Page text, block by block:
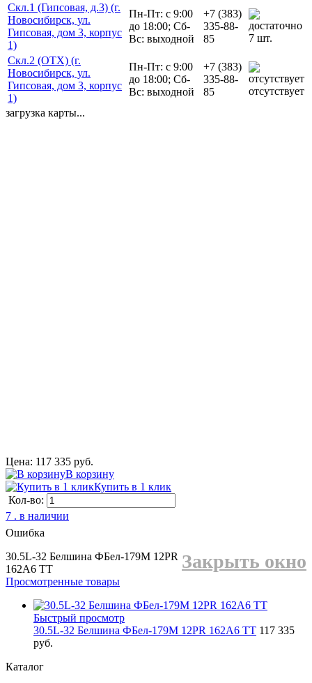
Скл.1 (Гипсовая, д.3) (г.
Новосибирск, ул.
Гипсовая, дом 3, корпус
1)
Пн-Пт: с 9:00
до 18:00; Сб-
Вс: выходной
+7 (383)
335-88-
85
7 шт.
Скл.2 (ОТХ) (г.
Новосибирск, ул.
Гипсовая, дом 3, корпус
1)
Пн-Пт: с 9:00
до 18:00; Сб-
Вс: выходной
+7 (383)
335-88-
85
отсутствует
загрузка карты...
Цена: 117 335 руб.
В корзину
Купить в 1 клик
Кол-во:
7 . в наличии
Ошибка
Закрыть окно
30.5L-32 Белшина ФБел-179М 12PR
162А6 TT
Просмотренные товары
Быстрый просмотр
30.5L-32 Белшина ФБел-179М 12PR 162А6 TT 117 335
руб.
Каталог